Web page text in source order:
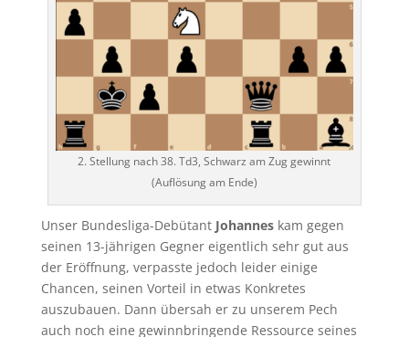
2. Stellung nach 38. Td3, Schwarz am Zug gewinnt
(Auflösung am Ende)
Unser Bundesliga-Debütant Johanneskam gegen
seinen 13-jährigen Gegner eigentlich sehr gut aus
der Eröffnung, verpasste jedoch leider einige
Chancen, seinen Vorteil in etwas Konkretes
auszubauen. Dann übersah er zu unserem Pech
auch noch eine gewinnbringende Ressource seines